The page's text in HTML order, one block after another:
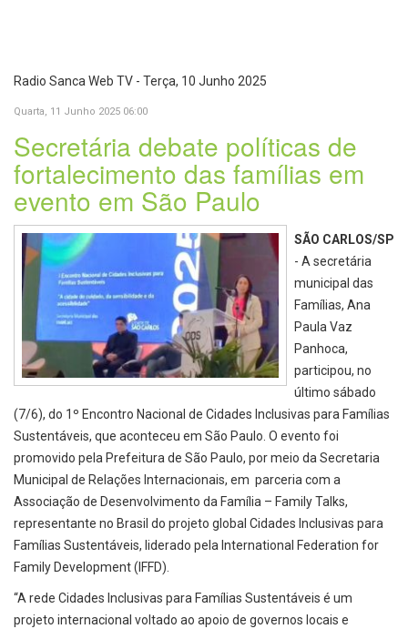
Radio Sanca Web TV - Terça, 10 Junho 2025
Quarta, 11 Junho 2025 06:00
Secretária debate políticas de
fortalecimento das famílias em
evento em São Paulo
SÃO CARLOS/SP
- A secretária
municipal das
Famílias, Ana
Paula Vaz
Panhoca,
participou, no
último sábado
(7/6), do 1º Encontro Nacional de Cidades Inclusivas para Famílias
Sustentáveis, que aconteceu em São Paulo. O evento foi
promovido pela Prefeitura de São Paulo, por meio da Secretaria
Municipal de Relações Internacionais, em parceria com a
Associação de Desenvolvimento da Família – Family Talks,
representante no Brasil do projeto global Cidades Inclusivas para
Famílias Sustentáveis, liderado pela International Federation for
Family Development (IFFD).
“A rede Cidades Inclusivas para Famílias Sustentáveis é um
projeto internacional voltado ao apoio de governos locais e